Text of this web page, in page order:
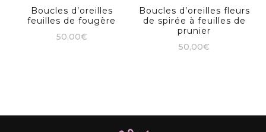
Boucles d’oreilles
feuilles de fougère
50,00€
Boucles d’oreilles fleurs
de spirée à feuilles de
prunier
50,00€